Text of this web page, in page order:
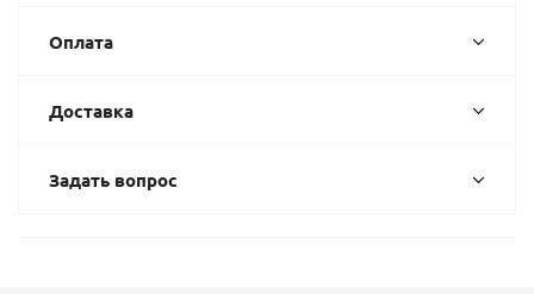
Оплата
Доставка
Задать вопрос